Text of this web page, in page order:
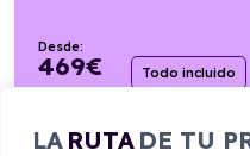
LA RUTA DE TU
Desde:
469€
/mes+IVA
Todo incluido
276cv H.